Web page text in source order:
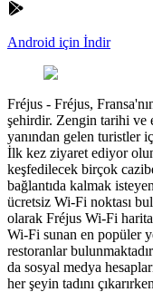
Android için İndir
Fréjus - Fréjus,
şehirdir. Zengin tarihi ve
yanından gelen turistler
İlk kez ziyaret ediyor
keşfedilecek birçok
bağlantıda kalmak
ücretsiz Wi-Fi noktası
olarak Fréjus Wi-Fi
Wi-Fi sunan en popüler
restoranlar
da sosyal medya
her şeyin tadını